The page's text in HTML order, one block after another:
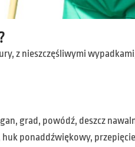
z nieszczęśliwymi
grad, powódź, deszcz
ponaddźwiękowy,